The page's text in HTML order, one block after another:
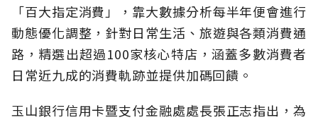
「百大指定消費」，靠大數據分析每半年便會進行
動態優化調整，針對日常生活、旅遊與各類消費通
路，精選出超過100家核心特店，涵蓋多數消費者
日常近九成的消費軌跡並提供加碼回饋。
玉山銀行信用卡暨支付金融處處長張正志指出，為